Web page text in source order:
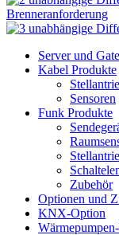
Server und
Kabel Produkte
Sensoren
Funk Produkte
Zubehör
Optionen und
KNX-Option